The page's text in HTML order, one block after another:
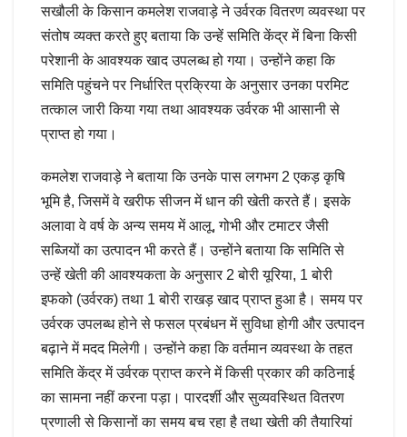
सखौली के किसान कमलेश राजवाड़े ने उर्वरक वितरण व्यवस्था पर
संतोष व्यक्त करते हुए बताया कि उन्हें समिति केंद्र में बिना किसी
परेशानी के आवश्यक खाद उपलब्ध हो गया। उन्होंने कहा कि
समिति पहुंचने पर निर्धारित प्रक्रिया के अनुसार उनका परमिट
तत्काल जारी किया गया तथा आवश्यक उर्वरक भी आसानी से
प्राप्त हो गया।
कमलेश राजवाड़े ने बताया कि उनके पास लगभग 2 एकड़ कृषि
भूमि है, जिसमें वे खरीफ सीजन में धान की खेती करते हैं। इसके
अलावा वे वर्ष के अन्य समय में आलू, गोभी और टमाटर जैसी
सब्जियों का उत्पादन भी करते हैं। उन्होंने बताया कि समिति से
उन्हें खेती की आवश्यकता के अनुसार 2 बोरी यूरिया, 1 बोरी
इफको (उर्वरक) तथा 1 बोरी राखड़ खाद प्राप्त हुआ है। समय पर
उर्वरक उपलब्ध होने से फसल प्रबंधन में सुविधा होगी और उत्पादन
बढ़ाने में मदद मिलेगी। उन्होंने कहा कि वर्तमान व्यवस्था के तहत
समिति केंद्र में उर्वरक प्राप्त करने में किसी प्रकार की कठिनाई
का सामना नहीं करना पड़ा। पारदर्शी और सुव्यवस्थित वितरण
प्रणाली से किसानों का समय बच रहा है तथा खेती की तैयारियां